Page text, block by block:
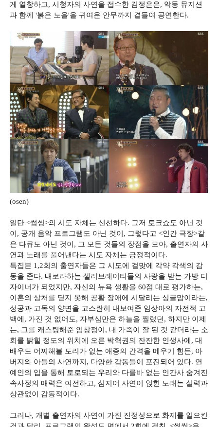
게 열창하고, 시청자의 사연을 접수한 김정은은, 악동 뮤지션
과 함께 '붉은 노을'을 귀여운 안무까지 곁들여 공연한다.
(osen)
일단 <썸씽>의 시도 자체는 신선하다. 그저 토크쇼도 아닌 것
이, 공개 음악 프로그램도 아닌 것이, 그렇다고 <인간 극장>같
은 다큐도 아닌 것이, 그 모든 것들의 장점을 모아, 출연자의 사
연과 노래를 풀어낸다는 시도 자체는 긍정적이다.
특집분 1,2회의 출연자들은 그 시도에 걸맞에 각약 각색의 감
동을 준다. 내로라하는 셀러브레이티들의 사랑을 받는 가방 디
자이너가 되었지만, 자신의 뉴욕 생활을 60점 대로 평가하는,
이혼의 상처를 딛지 못해 공황 장애에 시달리는 싱글맘이라는,
성공과 고독의 양면을 고스란히 내보여준 임상아의 자전적 고
백에, 가진 것 없어도, 자부심만은 하늘을 찔렀던, 하지만 이제
는, 그를 캐스팅해준 임창정이, 내 가족이 잘 된 것 같더라는 소
회를 밝힐 정도의 위치에 오른 박혁권의 잔잔한 인생사에, 대
배우도 어찌해볼 도리가 없는 애증의 간격을 메우기 힘든, 아
버지와 아들의 사연까지, 다양한 감동들이 포진되어 있다. 연
예인의 입을 통해 토로되는 우리와 다를바 없는 인간사 숨겨진
속사정의 매력은 여전하고, 심지어 사연이 얹힌 노래는 실력과
상관없이 감동적이다.
그러나, 개별 출연자의 사연이 가진 진정성으로 화제를 일으킨